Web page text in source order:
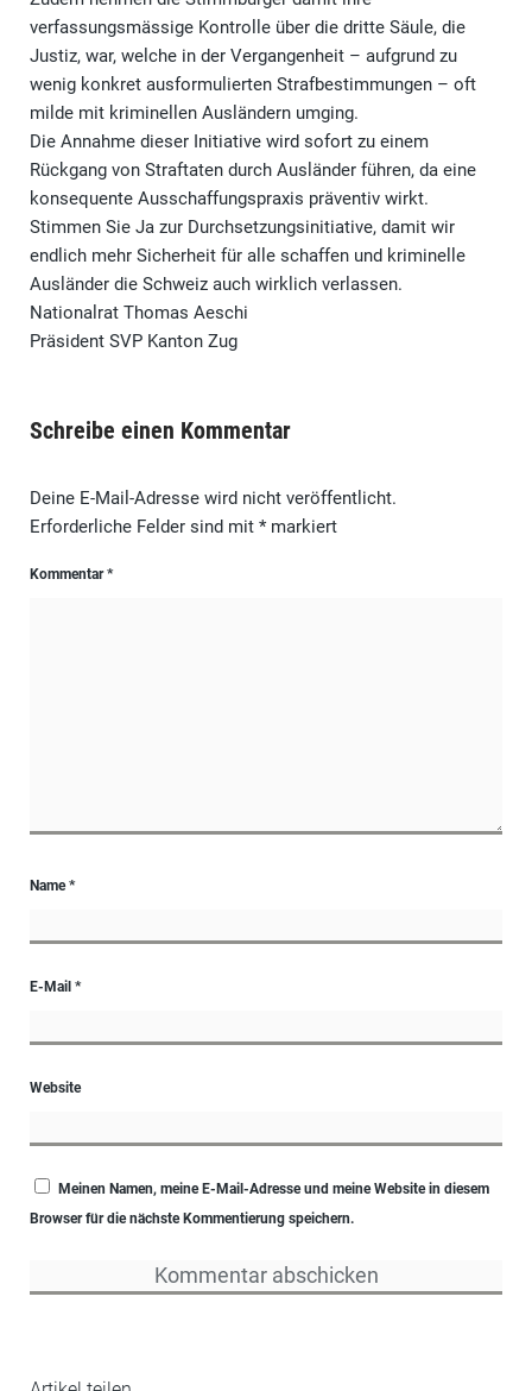
verfassungsmässige Kontrolle über die dritte Säule, die
Justiz, war, welche in der Vergangenheit – aufgrund zu
wenig konkret ausformulierten Strafbestimmungen – oft
milde mit kriminellen Ausländern umging.
Die Annahme dieser Initiative wird sofort zu einem
Rückgang von Straftaten durch Ausländer führen, da eine
konsequente Ausschaffungspraxis präventiv wirkt.
Stimmen Sie Ja zur Durchsetzungsinitiative, damit wir
endlich mehr Sicherheit für alle schaffen und kriminelle
Ausländer die Schweiz auch wirklich verlassen.
Nationalrat Thomas Aeschi
Präsident SVP Kanton Zug
Schreibe einen Kommentar
Deine E-Mail-Adresse wird nicht veröffentlicht.
Erforderliche Felder sind mit *markiert
Kommentar*
Name*
E-Mail *
Website
Meinen Namen, meine E-Mail-Adresse und meine Website in diesem
Browser für die nächste Kommentierung speichern.